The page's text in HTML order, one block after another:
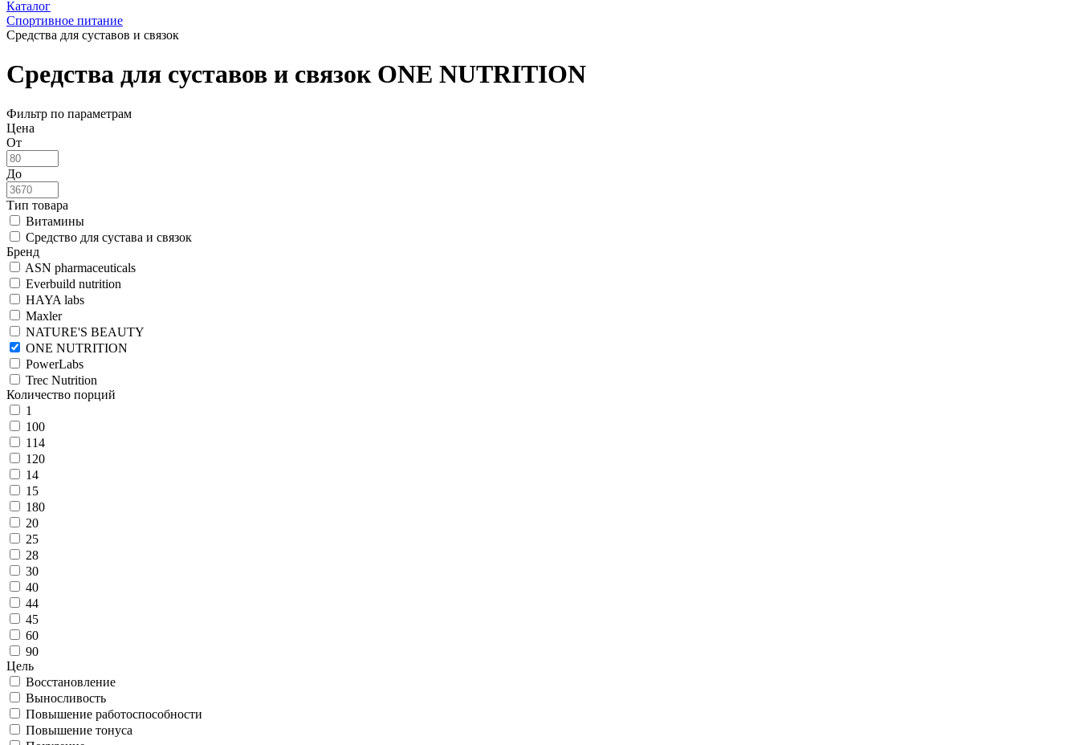
Каталог
Спортивное питание
Средства для суставов и связок
Средства для суставов и связок ONE NUTRITION
Фильтр по параметрам
Цена
От
До
Тип товара
Витамины
Средство для сустава и связок
Бренд
ASN pharmaceuticals
Everbuild nutrition
HAYA labs
Maxler
NATURE'S BEAUTY
ONE NUTRITION
PowerLabs
Trec Nutrition
Количество порций
1
100
114
120
14
15
180
20
25
28
30
40
44
45
60
90
Цель
Восстановление
Выносливость
Повышение работоспособности
Повышение тонуса